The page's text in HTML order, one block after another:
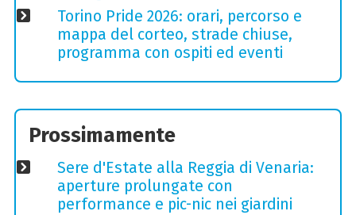
Torino Pride 2026: orari, percorso e
mappa del corteo, strade chiuse,
programma con ospiti ed eventi
Prossimamente
Sere d'Estate alla Reggia di Venaria:
aperture prolungate con
performance e pic-nic nei giardini